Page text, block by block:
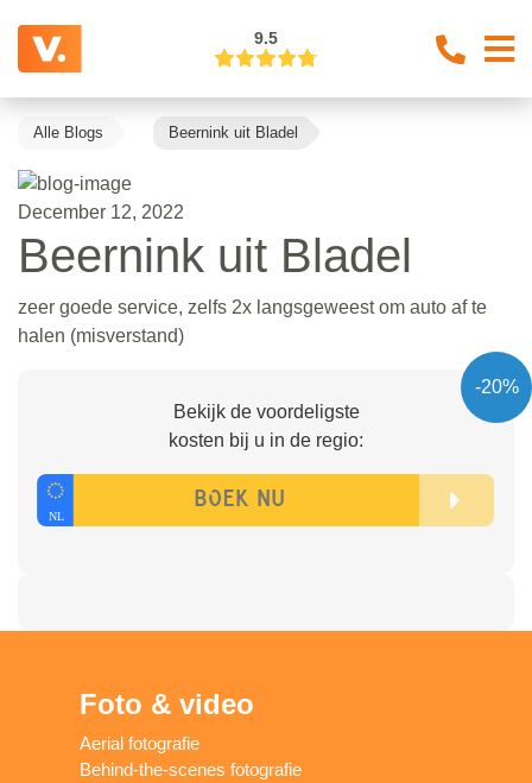
9.5
Alle Blogs Beernink uit Bladel
December 12, 2022
Beernink uit Bladel
zeer goede service, zelfs 2x langsgeweest om auto af te
halen (misverstand)
-20%
Bekijk de voordeligste
kosten bij u in de regio:
Foto & video
Aerial fotografie
Behind-the-scenes fotografie